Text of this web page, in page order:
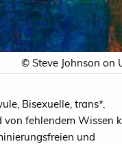
© Steve Johnson on
Bisexuelle, trans*,
von fehlendem Wissen
und